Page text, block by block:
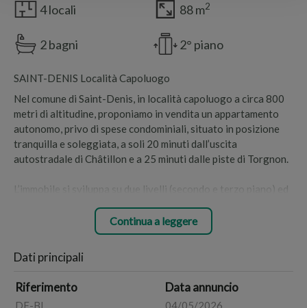
4 locali 88 m2
2 bagni 2° piano
SAINT-DENIS Località Capoluogo
Nel comune di Saint-Denis, in località capoluogo a circa 800
metri di altitudine, proponiamo in vendita un appartamento
autonomo, privo di spese condominiali, situato in posizione
tranquilla e soleggiata, a soli 20 minuti dall’uscita
autostradale di Châtillon e a 25 minuti dalle piste di Torgnon.
L’immobile si sviluppa su due livelli (secondo e terzo piano) ed
sud, che garantisce luminosità durante tutto l’arco della
Al piano secondo troviamo l’ingresso indipendente, una zona
giorno con uscita sul balcone, corridoio, una camera e un
bagno di servizio.
Continua a leggere
Dati principali
Riferimento
DF-BL
Data annuncio
04/05/2026